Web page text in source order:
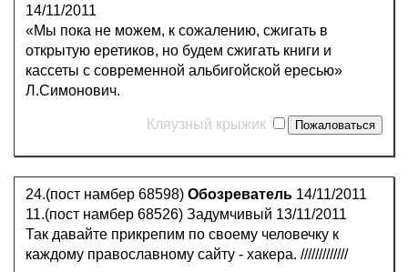
14/11/2011
«Мы пока не можем, к сожалению, сжигать в
открытую еретиков, но будем сжигать книги и
кассеты с современной альбигойской ересью»
Л.Симонович.
Кляузный крыжик
24.(пост намбер 68598) Обозреватель 14/11/2011
11.(пост намбер 68526) Задумчивый 13/11/2011
Так давайте прикрепим по своему человечку к
каждому православному сайту - хакера. /////////////